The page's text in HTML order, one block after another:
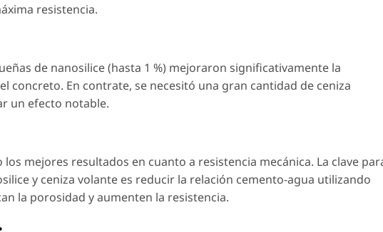
resistencia.
de nanosilice (hasta 1 %) mejoraron significativamente la
concreto. En contrate, se necesitó una gran cantidad de ceniza
un efecto notable.
mejores resultados en cuanto a resistencia mecánica. La clave
y ceniza volante es reducir la relación cemento-agua utilizando
la porosidad y aumenten la resistencia.